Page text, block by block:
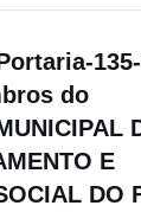
do
E
DO